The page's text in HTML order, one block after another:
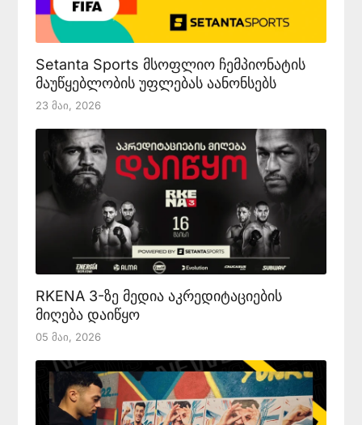
Setanta Sports მსოფლიო ჩემპიონატის
მაუწყებლობის უფლებას აანონსებს
23 Მაი, 2026
RKENA 3-ზე მედია აკრედიტაციების
მიღება დაიწყო
05 Მაი, 2026